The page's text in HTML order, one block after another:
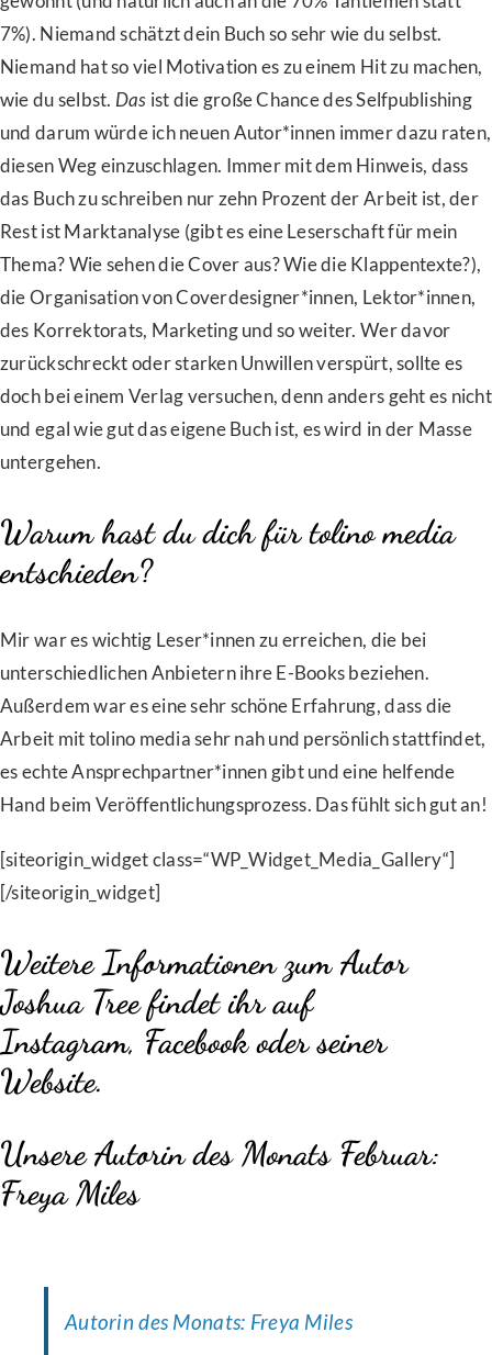
7%). Niemand schätzt dein Buch so sehr wie du selbst.
Niemand hat so viel Motivation es zu einem Hit zu machen,
wie du selbst. Das ist die große Chance des Selfpublishing
und darum würde ich neuen Autor*innen immer dazu raten,
diesen Weg einzuschlagen. Immer mit dem Hinweis, dass
das Buch zu schreiben nur zehn Prozent der Arbeit ist, der
Rest ist Marktanalyse (gibt es eine Leserschaft für mein
Thema? Wie sehen die Cover aus? Wie die Klappentexte?),
die Organisation von Coverdesigner*innen, Lektor*innen,
des Korrektorats, Marketing und so weiter. Wer davor
zurückschreckt oder starken Unwillen verspürt, sollte es
doch bei einem Verlag versuchen, denn anders geht es nicht
und egal wie gut das eigene Buch ist, es wird in der Masse
untergehen.
Warum hast du dich für tolino media
entschieden?
Mir war es wichtig Leser*innen zu erreichen, die bei
unterschiedlichen Anbietern ihre E-Books beziehen.
Außerdem war es eine sehr schöne Erfahrung, dass die
Arbeit mit tolino media sehr nah und persönlich stattfindet,
es echte Ansprechpartner*innen gibt und eine helfende
Hand beim Veröffentlichungsprozess. Das fühlt sich gut an!
[siteorigin_widget class=“WP_Widget_Media_Gallery“]
[/siteorigin_widget]
Weitere Informationen zum Autor
Joshua Tree findet ihr auf
Instagram, Facebookoderseiner
Website.
Unsere Autorin des Monats Februar:
Freya Miles
Autorin des Monats: Freya Miles